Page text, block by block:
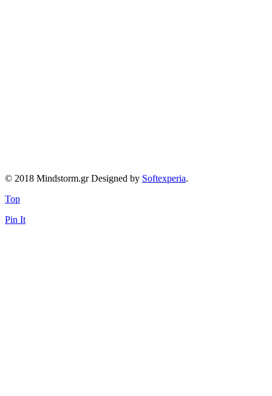
© 2018 Mindstorm.gr Designed by Softexperia.
Top
Pin It